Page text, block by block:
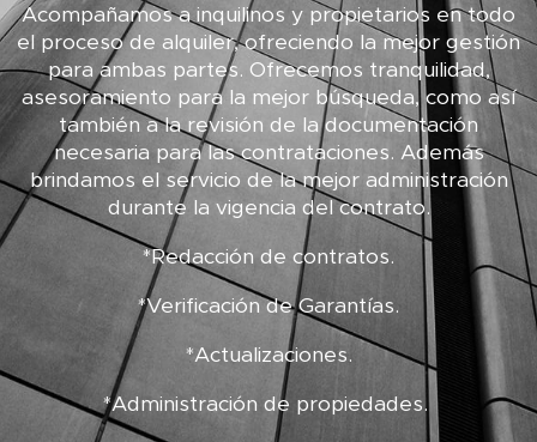
Acompañamos a inquilinos y propietarios en todo
el proceso de alquiler, ofreciendo la mejor gestión
para ambas partes. Ofrecemos tranquilidad,
asesoramiento para la mejor búsqueda, como así
también a la revisión de la documentación
necesaria para las contrataciones. Además
brindamos el servicio de la mejor administración
durante la vigencia del contrato.
*Redacción de contratos.
*Verificación de Garantías.
*Actualizaciones.
*Administración de propiedades.